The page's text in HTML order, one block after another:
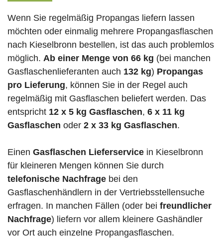
Wenn Sie regelmäßig Propangas liefern lassen
möchten oder einmalig mehrere Propangasflaschen
nach Kieselbronn bestellen, ist das auch problemlos
möglich. Ab einer Menge von 66 kg (bei manchen
Gasflaschenlieferanten auch 132 kg) Propangas
pro Lieferung, können Sie in der Regel auch
regelmäßig mit Gasflaschen beliefert werden. Das
entspricht 12 x 5 kg Gasflaschen, 6 x 11 kg
Gasflaschen oder 2 x 33 kg Gasflaschen.
Einen Gasflaschen Lieferservice in Kieselbronn
für kleineren Mengen können Sie durch
telefonische Nachfrage bei den
Gasflaschenhändlern in der Vertriebsstellensuche
erfragen. In manchen Fällen (oder bei freundlicher
Nachfrage) liefern vor allem kleinere Gashändler
vor Ort auch einzelne Propangasflaschen.